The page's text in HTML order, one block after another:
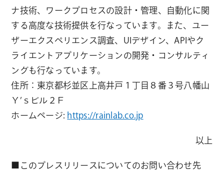
ナ技術、ワークプロセスの設計・管理、自動化に関
する高度な技術提供を行なっています。また、ユー
ザーエクスペリエンス調査、UIデザイン、APIやク
ライエントアプリケーションの開発・コンサルティ
ングも行なっています。
住所：東京都杉並区上高井戸１丁目８番３号八幡山
Ｙ’ｓビル２Ｆ
ホームページ: https://rainlab.co.jp
以上
■このプレスリリースについてのお問い合わせ先